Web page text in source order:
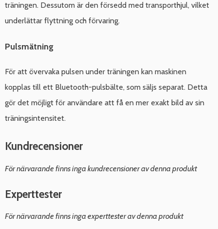
träningen. Dessutom är den försedd med transporthjul, vilket
underlättar flyttning och förvaring.
Pulsmätning
För att övervaka pulsen under träningen kan maskinen
kopplas till ett Bluetooth-pulsbälte, som säljs separat. Detta
gör det möjligt för användare att få en mer exakt bild av sin
träningsintensitet.
Kundrecensioner
För närvarande finns inga kundrecensioner av denna produkt
Experttester
För närvarande finns inga experttester av denna produkt